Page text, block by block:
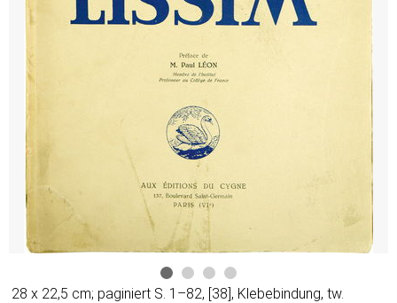
28 x 22,5 cm; paginiert S. 1–82, [38], Klebebindung, tw.